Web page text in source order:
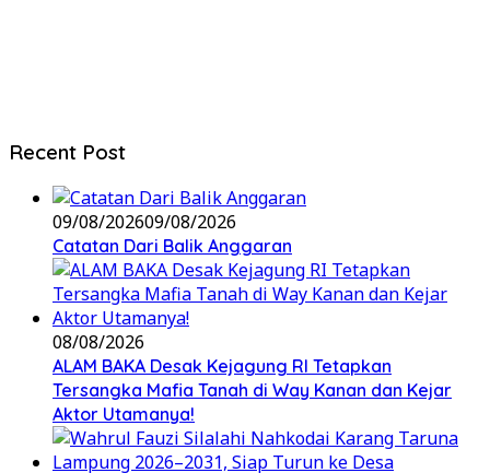
Recent Post
09/08/202609/08/2026
Catatan Dari Balik Anggaran
08/08/2026
ALAM BAKA Desak Kejagung RI Tetapkan
Tersangka Mafia Tanah di Way Kanan dan Kejar
Aktor Utamanya!